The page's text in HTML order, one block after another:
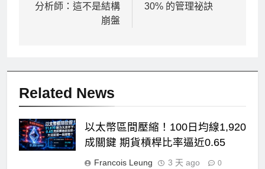
覽
分析師：這不是結構
崩盤
30% 的管理祕訣
Related News
以太幣區間壓縮！100日均線1,920
成關鍵 期貨槓桿比率逼近0.65
Francois Leung 3 天 ago 0